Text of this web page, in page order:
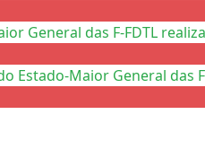
General das F-FDTL
Estado-Maior General das